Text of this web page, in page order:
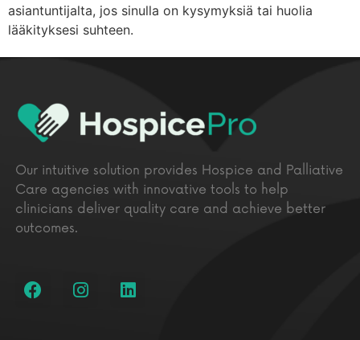
asiantuntijalta, jos sinulla on kysymyksiä tai huolia
lääkityksesi suhteen.
Our intuitive solution provides Hospice and Palliative
Care agencies with innovative tools to help
clinicians deliver quality care and achieve better
outcomes.